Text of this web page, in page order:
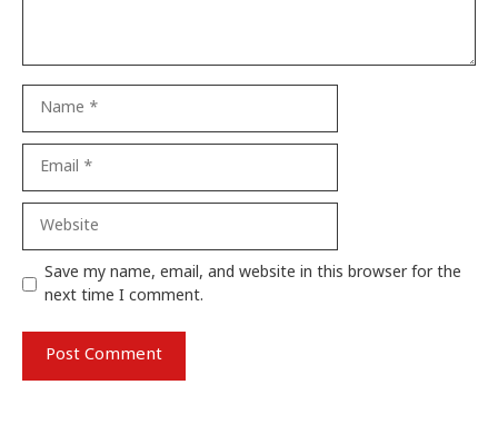
Save my name, email, and website in this browser for the
next time I comment.